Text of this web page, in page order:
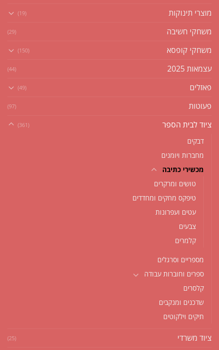
מוצרי תינוקות (19)
משחקי חשיבה (29)
משחקי קופסא (150)
עצמאות 2025 (44)
פאזלים (49)
פעוטות (97)
ציוד לבית הספר (361)
דבקים
מחברות ויומנים
מכשירי כתיבה
טושים ומרקרים
טיפקס מחקים ומחדדים
עטים ועפרונות
צבעים
קלמרים
מספריים וסרגלים
ספרים וחוברות עבודה
קלסרים
שדכנים ומנקבים
תיקים וילקוטים
ציוד משרדי (25)